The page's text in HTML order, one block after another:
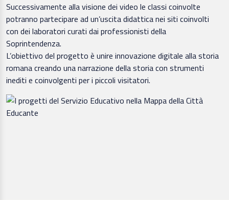
Successivamente alla visione dei video le classi coinvolte
potranno partecipare ad un’uscita didattica nei siti coinvolti
con dei laboratori curati dai professionisti della
Soprintendenza.
L’obiettivo del progetto è unire innovazione digitale alla storia
romana creando una narrazione della storia con strumenti
inediti e coinvolgenti per i piccoli visitatori.